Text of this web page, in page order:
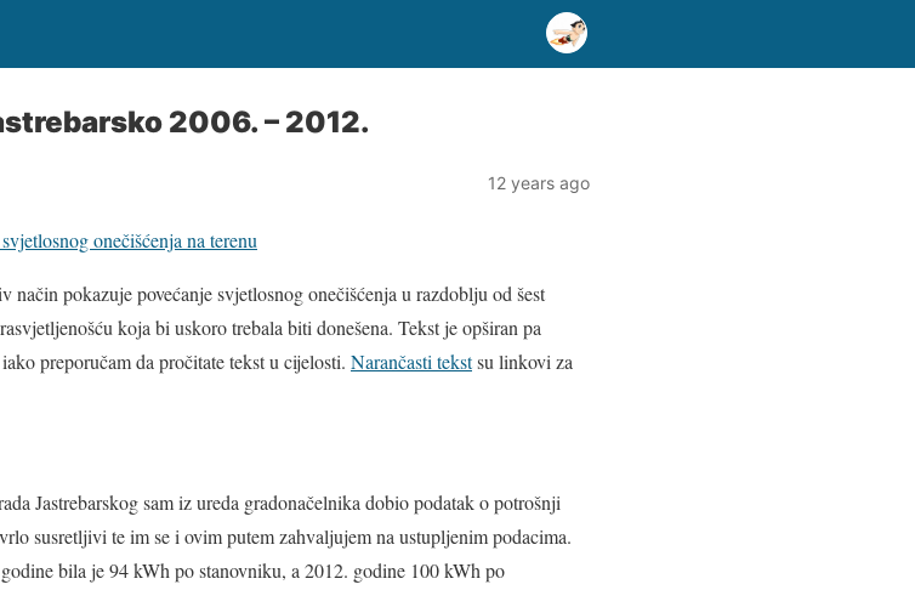
2006. – 2012.
12 years ago
onečišćenja na terenu
pokazuje povećanje svjetlosnog onečišćenja u razdoblju od šest
koja bi uskoro trebala biti donešena. Tekst je opširan pa
preporučam da pročitate tekst u cijelosti. Narančasti tekstsu linkovi za
Jastrebarskog sam iz ureda gradonačelnika dobio podatak o potrošnji
susretljivi te im se i ovim putem zahvaljujem na ustupljenim podacima.
bila je 94 kWh po stanovniku, a 2012. godine 100 kWh po